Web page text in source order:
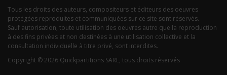
Tous les droits des auteurs, compositeurs et éditeurs des oeuvres
protégées reproduites et communiquées sur ce site sont réservés.
Sauf autorisation, toute utilisation des oeuvres autre que la reproduction
à des fins privées et non destinées à une utilisation collective et la
consultation individuelle à titre privé, sont interdites.
Copyright © 2026 Quickpartitions SARL, tous droits réservés